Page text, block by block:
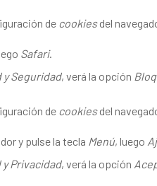
de cookiesdel
Safari.
y Seguridad, verá la opción
de cookiesdel
y pulse la tecla Menú, luego
Privacidad, verá la opción